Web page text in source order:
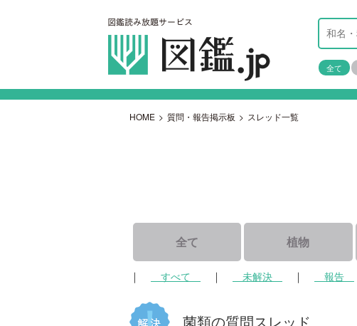
全て
HOME > 質問・報告掲示板 > スレッド一覧
全て 植物
｜ すべて ｜ 未解決 ｜ 報告
菌類の質問スレッド